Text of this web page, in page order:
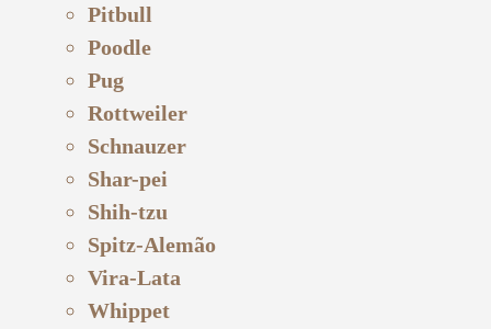
Pitbull
Poodle
Pug
Rottweiler
Schnauzer
Shar-pei
Shih-tzu
Spitz-Alemão
Vira-Lata
Whippet